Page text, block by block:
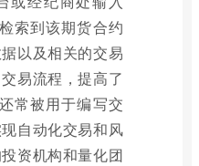
索到该期货合约
以及相关的交易
易流程，提高了
常被用于编写交
自动化交易和风
资机构和量化团